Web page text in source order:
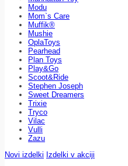
Modu
Mom`s Care
Muffik®
Mushie
OplaToys
Pearhead
Plan Toys
Play&Go
Scoot&Ride
Stephen Joseph
Sweet Dreamers
Trixie
Tryco
Vilac
Vulli
Zazu
Novi izdelki Izdelki v akciji